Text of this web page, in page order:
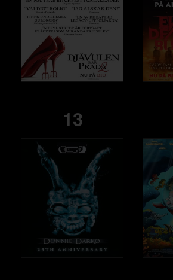
13